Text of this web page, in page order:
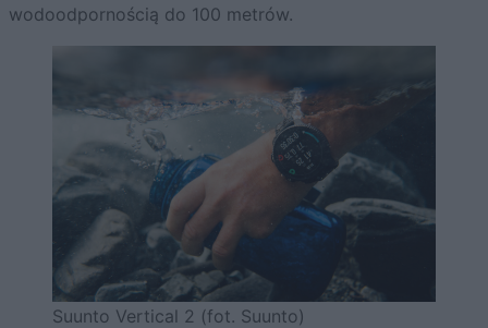
wodoodpornością do 100 metrów.
Suunto Vertical 2 (fot. Suunto)